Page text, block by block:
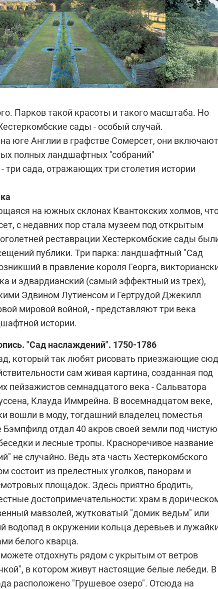
Парков такой красоты и такого масштаба. Но
сады - особый случай.
юге Англии в графстве Сомерсет, они
полных ландшафтных "собраний"
три сада, отражающих три столетия истории
на южных склонах Квантокских холмов,
с недавних пор стала музеем под открытым
реставрации Хестеркомбские сады
публики. Три парка: ландшафтный "Сад
в правление короля Георга,
и эдвардианский (самый эффектный из трех),
Эдвином Лутиенсом и Гертрудой Джекилл
мировой войной, - представляют три века
истории.
"Сад наслаждений". 1750-1786
который так любят рисовать приезжающие
сам живая картина, созданная под
пейзажистов семнадцатого века - Сальватора
Клауда Иммрейна. В восемнадцатом веке,
вошли в моду, тогдашний владелец поместья
Бэмпфилд отдал 40 акров своей земли под чистую
и лесные тропы. Красноречивое название
не случайно. Ведь эта часть Хестеркомбского
состоит из прелестных уголков, панорам и
площадок. Здесь приятно бродить,
достопримечательности: храм в
мавзолей, жутковатый "домик ведьм" или
водопад в окружении кольца деревьев и
белого кварца.
можете отдохнуть рядом с укрытым от ветров
в котором живут настоящие белые лебеди. В
расположено "Грушевое озеро". Отсюда на